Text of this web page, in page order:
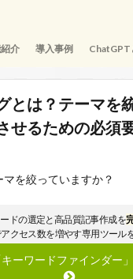
介 導入事例 ChatGPT
とは？テーマを
せるための必須
マを絞っていますか？
ドの選定と高品質記事作成を
クセス数を増やす専用ツール
ーワードファインダー